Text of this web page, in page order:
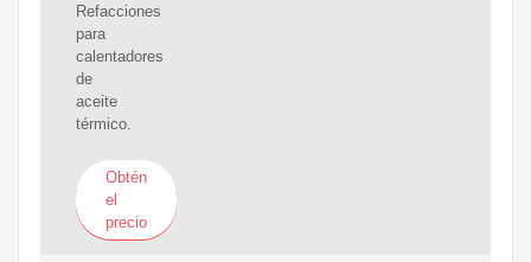
Refacciones
para
calentadores
de
aceite
térmico.
Obtén
el
precio